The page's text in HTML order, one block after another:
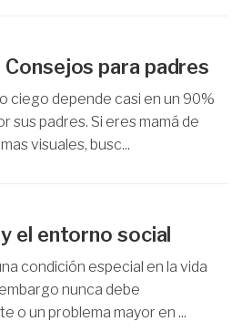
para padres
ciego depende casi en un 90%
sus padres. Si eres mamá de
visuales, busc...
el entorno social
condición especial en la vida
nunca debe
o un problema mayor en ...